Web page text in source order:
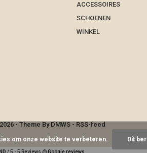
ACCESSOIRES
SCHOENEN
WINKEL
2026 - Theme By DMWS - RSS-feed
/5 -5 Reviews @ Google reviews
om onze website te verbeteren. Dit